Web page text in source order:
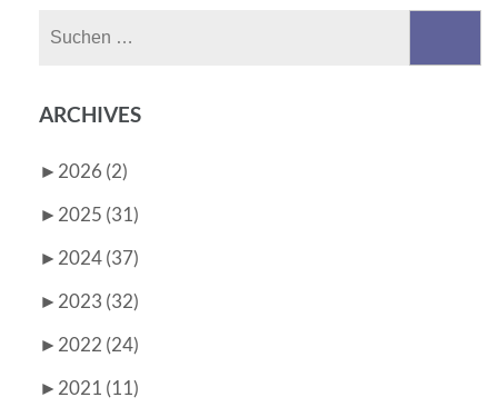
ARCHIVES
► 2026 (2)
► 2025 (31)
► 2024 (37)
► 2023 (32)
► 2022 (24)
► 2021 (11)